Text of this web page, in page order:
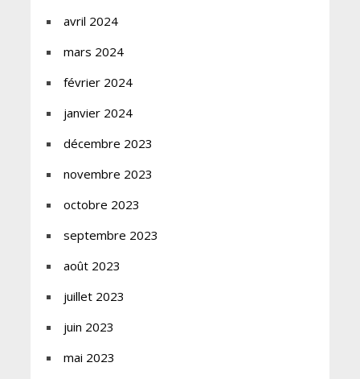
avril 2024
mars 2024
février 2024
janvier 2024
décembre 2023
novembre 2023
octobre 2023
septembre 2023
août 2023
juillet 2023
juin 2023
mai 2023